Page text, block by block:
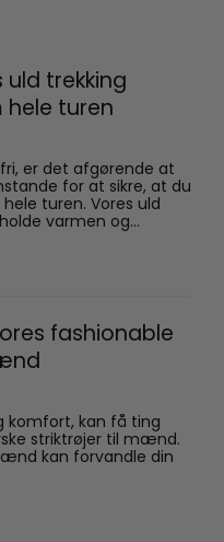
uld trekking
hele turen
er det afgørende at
for at sikre, at du
turen. Vores uld
varmen og...
fashionable
komfort, kan få ting
striktrøjer til mænd.
kan forvandle din